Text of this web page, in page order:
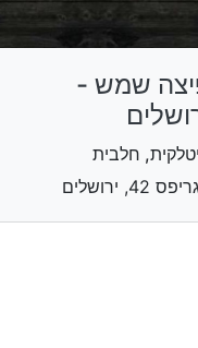
שמש -
חלבית
42, ירושלים